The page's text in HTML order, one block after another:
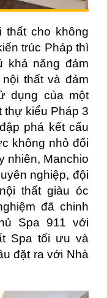
thất cho không
trúc Pháp thì
khả năng đảm
thất và đảm
dụng của một
thự kiểu Pháp 3
phá kết cấu
không nhỏ đối
nhiên, Manchio
nghiệp, đội
thất giàu óc
đã chinh
Spa 911 với
Spa tối ưu và
đặt ra với Nhà